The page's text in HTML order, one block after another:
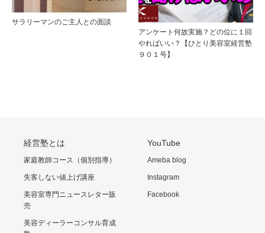
サラリーマンのご主人との面談
アンケート何故実施？どの位に１回
やればいい？【ひとり美容室経営塾
９０１号】
経営塾とは
家庭教師コース（個別指導）
失客しない値上げ講座
美容室専門ニュースレター販
売
美容ディーラーコンサル育成
YouTube
Ameba blog
Instagram
Facebook